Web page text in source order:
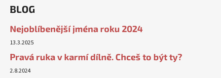
BLOG
Nejoblíbenější jména roku 2024
13.3.2025
Pravá ruka v karmí dílně. Chceš to být ty?
2.8.2024